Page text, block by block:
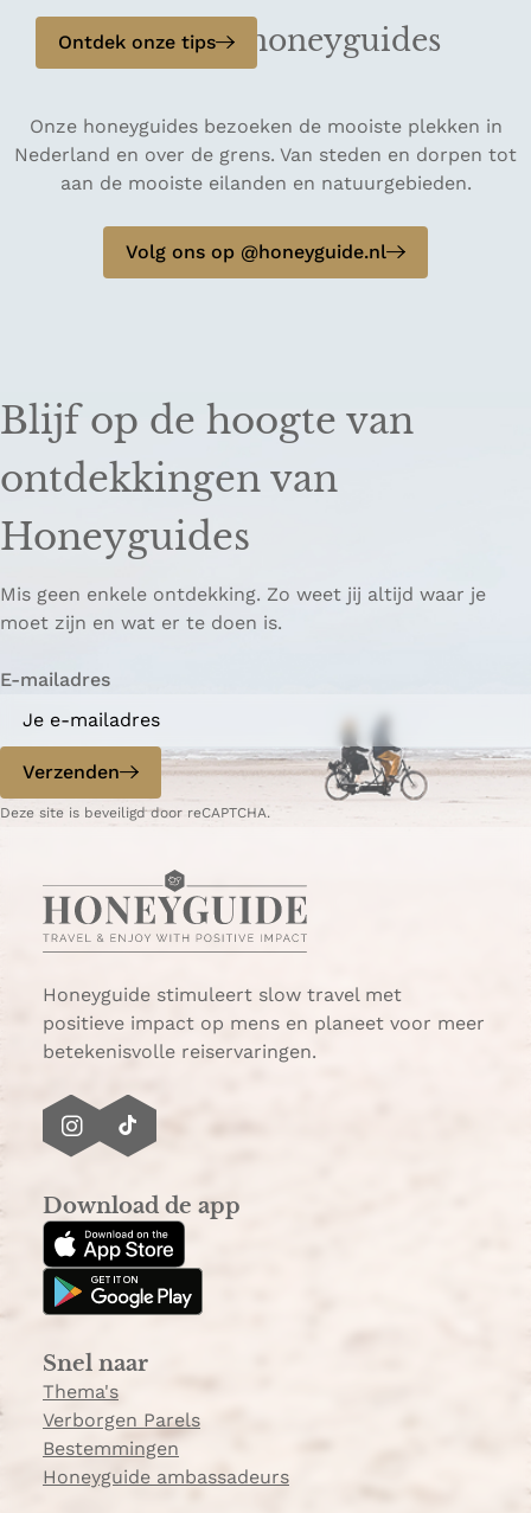
Ontdek onze tips
Volg onze honeyguides
Onze honeyguides bezoeken de mooiste plekken in
Nederland en over de grens. Van steden en dorpen tot
aan de mooiste eilanden en natuurgebieden.
Volg ons op @honeyguide.nl
Blijf op de hoogte van
ontdekkingen van
Honeyguides
Mis geen enkele ontdekking. Zo weet jij altijd waar je
moet zijn en wat er te doen is.
E-mailadres
Verzenden
Deze site is beveiligd door reCAPTCHA.
Honeyguide stimuleert slow travel met
positieve impact op mens en planeet voor meer
betekenisvolle reiservaringen.
I
t
a
g
m
T
T
o
k
Download de app
Snel naar
Thema's
Verborgen Parels
Bestemmingen
Honeyguide ambassadeurs